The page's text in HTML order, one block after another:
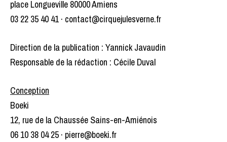
place Longueville 80000 Amiens
03 22 35 40 41 · contact@cirquejulesverne.fr
Direction de la publication : Yannick Javaudin
Responsable de la rédaction : Cécile Duval
Conception
Boeki
12, rue de la Chaussée Sains-en-Amiénois
06 10 38 04 25 · pierre@boeki.fr